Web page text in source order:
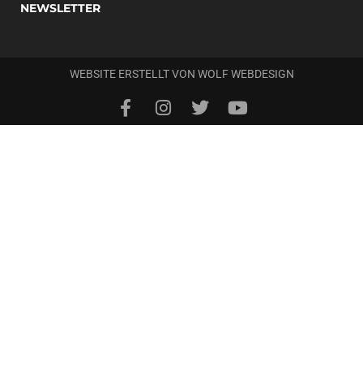
NEWSLETTER
WEBSITE ERSTELLT VON WOLF WEBDESIGN